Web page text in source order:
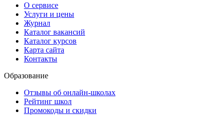
О сервисе
Услуги и цены
Журнал
Каталог вакансий
Каталог курсов
Карта сайта
Контакты
Образование
Отзывы об онлайн-школах
Рейтинг школ
Промокоды и скидки